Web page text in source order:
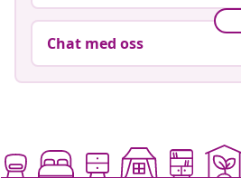
Chat med oss